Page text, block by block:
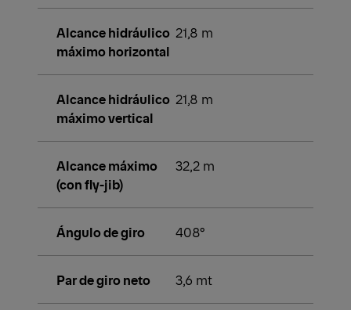
Alcance hidráulico
máximo horizontal
21,8 m
Alcance hidráulico
máximo vertical
21,8 m
Alcance máximo
(con fly-jib)
32,2 m
Ángulo de giro 408°
Par de giro neto 3,6 mt